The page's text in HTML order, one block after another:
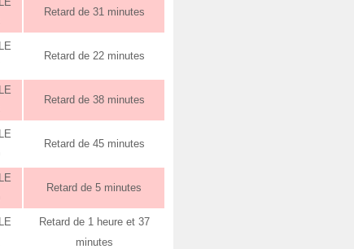
Retard de 31 minutes
Retard de 22 minutes
Retard de 38 minutes
Retard de 45 minutes
Retard de 5 minutes
Retard de 1 heure et 37
minutes